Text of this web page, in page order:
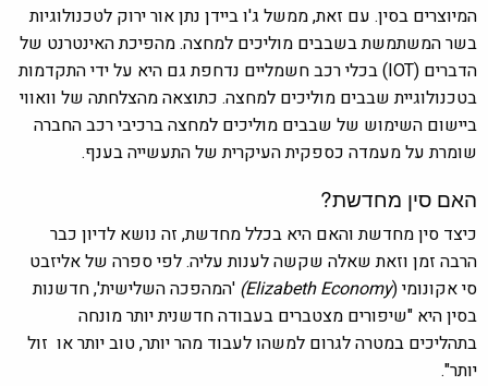
המיוצרים בסין. עם זאת, ממשל ג'ו ביידן נתן אור ירוק לטכנולוגיות
בשר המשתמשת בשבבים מוליכים למחצה. מהפיכת האינטרנט של
הדברים (IOT) בכלי רכב חשמליים נדחפת גם היא על ידי התקדמות
בטכנולוגיית שבבים מוליכים למחצה. כתוצאה מהצלחתה של וואווי
ביישום השימוש של שבבים מוליכים למחצה ברכיבי רכב החברה
שומרת על מעמדה כספקית העיקרית של התעשייה בענף.
האם סין מחדשת?
כיצד סין מחדשת והאם היא בכלל מחדשת, זה נושא לדיון כבר
הרבה זמן וזאת שאלה שקשה לענות עליה. לפי ספרה של אליזבט
סי אקונומי (Elizabeth Economy) 'המהפכה השלישית', חדשנות
בסין היא "שיפורים מצטברים בעבודה חדשנית יותר מונחה
בתהליכים במטרה לגרום למשהו לעבוד מהר יותר, טוב יותר או זול
יותר".